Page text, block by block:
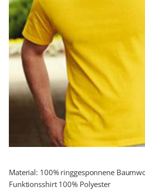
Material: 100% ringgesponnene
Funktionsshirt 100% Polyester